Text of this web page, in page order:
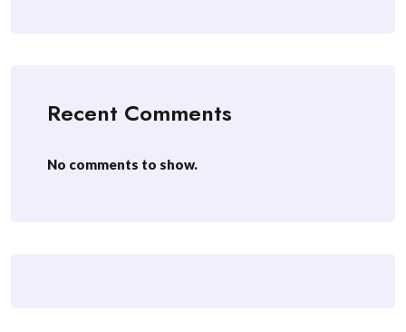
Recent Comments
No comments to show.